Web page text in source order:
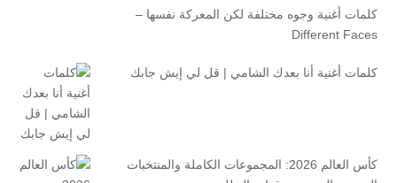
كلمات أغنية وجوه مختلفة لكن المعركة نفسها –
Different Faces
كلمات أغنية أنا بعدك الشامي | قل لي إيش جابك
كأس العالم 2026: المجموعات الكاملة والمنتخبات